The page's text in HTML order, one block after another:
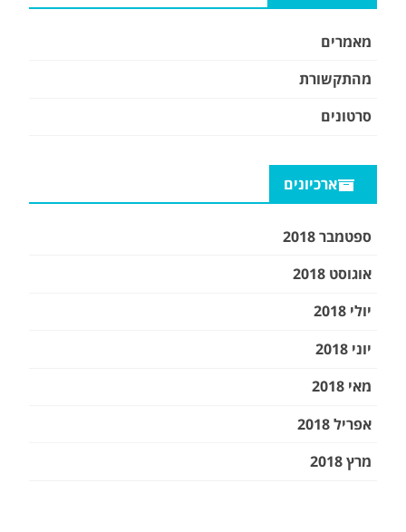
מאמרים
מהתקשורת
סרטונים
ארכיונים
ספטמבר 2018
אוגוסט 2018
יולי 2018
יוני 2018
מאי 2018
אפריל 2018
מרץ 2018